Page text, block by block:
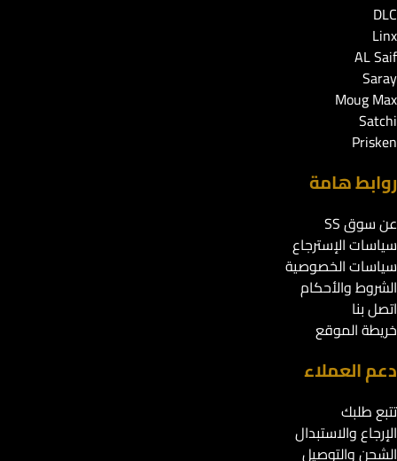
DLC
Linx
AL Saif
Saray
Moug Max
Satchi
Prisken
روابط هامة
عن سوق SS
سياسات الإسترجاع
سياسات الخصوصية
الشروط والأحكام
اتصل بنا
خريطة الموقع
دعم العملاء
تتبع طلبك
الإرجاع والاستبدال
الشحن والتوصيل